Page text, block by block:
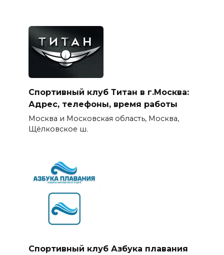
Спортивный клуб Титан в г.Москва:
Адрес, телефоны, время работы
Москва и Московская область, Москва,
Щёлковское ш.
Спортивный клуб Азбука плавания